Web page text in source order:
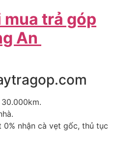
mua trả góp
An
nhận cà vẹt gốc, thủ tục